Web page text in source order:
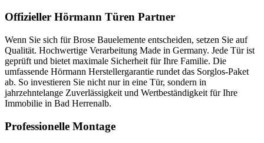
Offizieller Hörmann Türen Partner
Wenn Sie sich für Brose Bauelemente entscheiden, setzen Sie auf
Qualität. Hochwertige Verarbeitung Made in Germany. Jede Tür ist
geprüft und bietet maximale Sicherheit für Ihre Familie. Die
umfassende Hörmann Herstellergarantie rundet das Sorglos-Paket
ab. So investieren Sie nicht nur in eine Tür, sondern in
jahrzehntelange Zuverlässigkeit und Wertbeständigkeit für Ihre
Immobilie in Bad Herrenalb.
Professionelle Montage